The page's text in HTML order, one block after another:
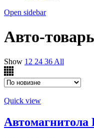
Open sidebar
Авто-
Show 12 24 36 All
Quick view
Автомагнитола